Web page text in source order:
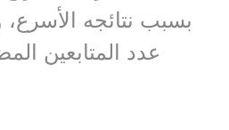
عدد المتابعين